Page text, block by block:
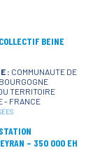
BEINE
: COMMUNAUTE DE
TERRITOIRE
- FRANCE
– 350 000 EH